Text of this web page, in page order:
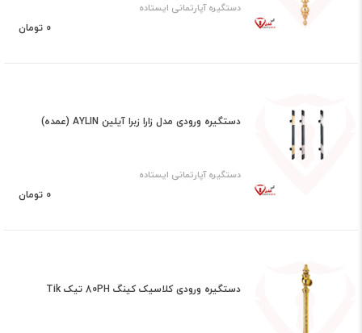
دستگیره آپارتمانی ایستاده
0 تومان
دستگیره ورودی مدل زارا زبرا آیلین AYLIN (عمده)
دستگیره آپارتمانی ایستاده
0 تومان
دستگیره ورودی کلاسیک کینگ 80PH تیک Tik